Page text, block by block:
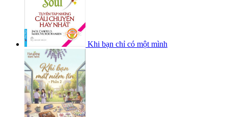
Khi bạn chỉ có một mình